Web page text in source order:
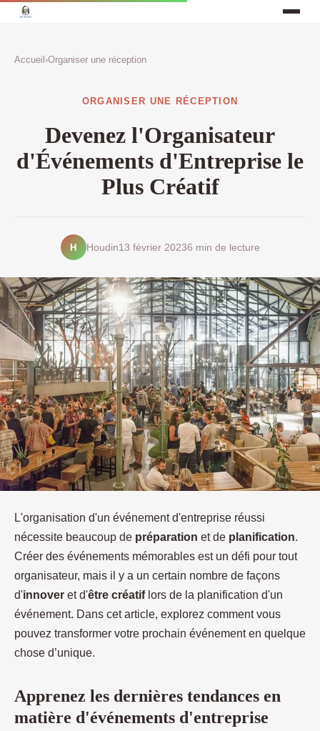
Accueil ›Organiser une réception
ORGANISER UNE RÉCEPTION
Devenez l'Organisateur
d'Événements d'Entreprise le
Plus Créatif
H Houdin13 février 20236 min de lecture
L'organisation d'un événement d'entreprise réussi
nécessite beaucoup de préparation et de planification.
Créer des événements mémorables est un défi pour tout
organisateur, mais il y a un certain nombre de façons
d'innover et d'être créatiflors de la planification d'un
événement. Dans cet article, explorez comment vous
pouvez transformer votre prochain événement en quelque
chose d’unique.
Apprenez les dernières tendances en
matière d'événements d'entreprise